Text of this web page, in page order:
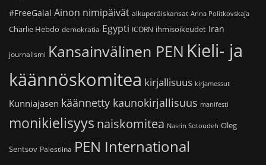
#FreeGalal Ainon nimipäivät alkuperäiskansat Anna Politkovskaja
Charlie Hebdo demokratia Egypti ICORN ihmisoikeudet Iran
journalismi Kansainvälinen PEN Kieli- ja
käännöskomitea kirjallisuus kirjamessut
Kunniajäsen käännetty kaunokirjallisuus manifesti
monikielisyys naiskomitea Nasrin Sotoudeh Oleg
Sentsov Palestiina PEN International